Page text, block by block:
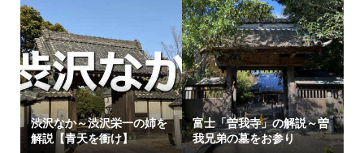
渋沢なか～渋沢栄一の姉を
解説【青天を衝け】
富士「曽我寺」の解説～曽
我兄弟の墓をお参り